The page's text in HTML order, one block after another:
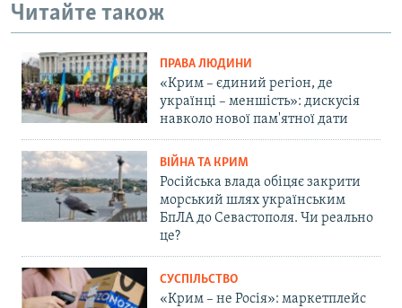
Читайте також
ПРАВА ЛЮДИНИ
«Крим – єдиний регіон, де
українці – меншість»: дискусія
навколо нової пам'ятної дати
ВІЙНА ТА КРИМ
Російська влада обіцяє закрити
морський шлях українським
БпЛА до Севастополя. Чи реально
це?
СУСПІЛЬСТВО
«Крим – не Росія»: маркетплейс